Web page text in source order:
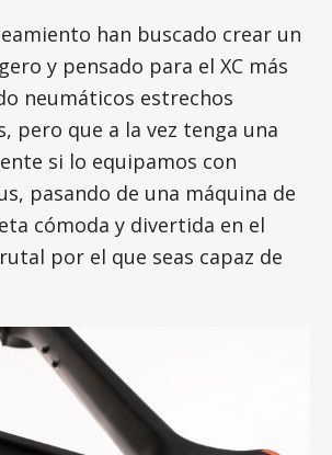
han buscado crear un
y pensado para el XC más
neumáticos estrechos
pero que a la vez tenga una
si lo equipamos con
pasando de una máquina de
cómoda y divertida en el
por el que seas capaz de